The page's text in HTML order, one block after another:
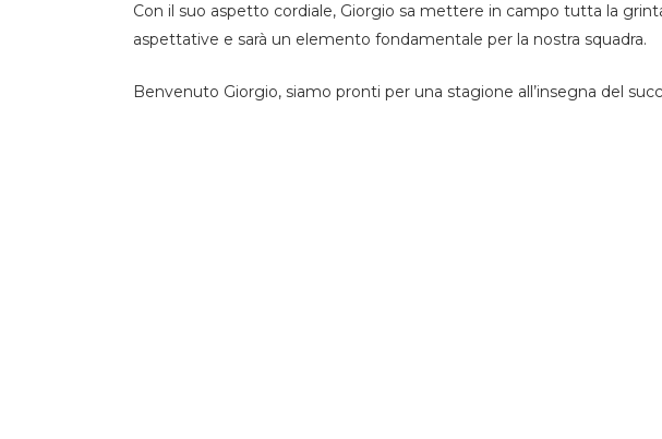
Con il suo aspetto cordiale, Giorgio sa mettere in campo tutta la
aspettative e sarà un elemento fondamentale per la nostra squadra.
Benvenuto Giorgio, siamo pronti per una stagione all’insegna del